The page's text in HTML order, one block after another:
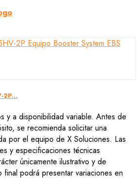
2P...
y a disponibilidad variable. Antes de
se recomienda solicitar una
por el equipo de X Soluciones. Las
y especificaciones técnicas
únicamente ilustrativo y de
podrá presentar variaciones en